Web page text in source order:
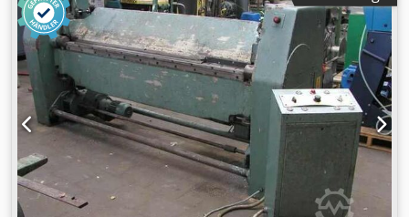
motorischer Hinteranschlag - mit digitaler ELGO
Positionsanzeige - manuelle Schnittspaltverstellung - 1x
Seitenanschlag mit mm-Skala - 2x Auflegearme - 1x
freibeweglicher Doppel-Fußschalter - vorderer
Fingerschutz Sonderzubehör inklusive : - pneumatische
Blechhochhaltevorrichtung für Dünnblechzuschnitte